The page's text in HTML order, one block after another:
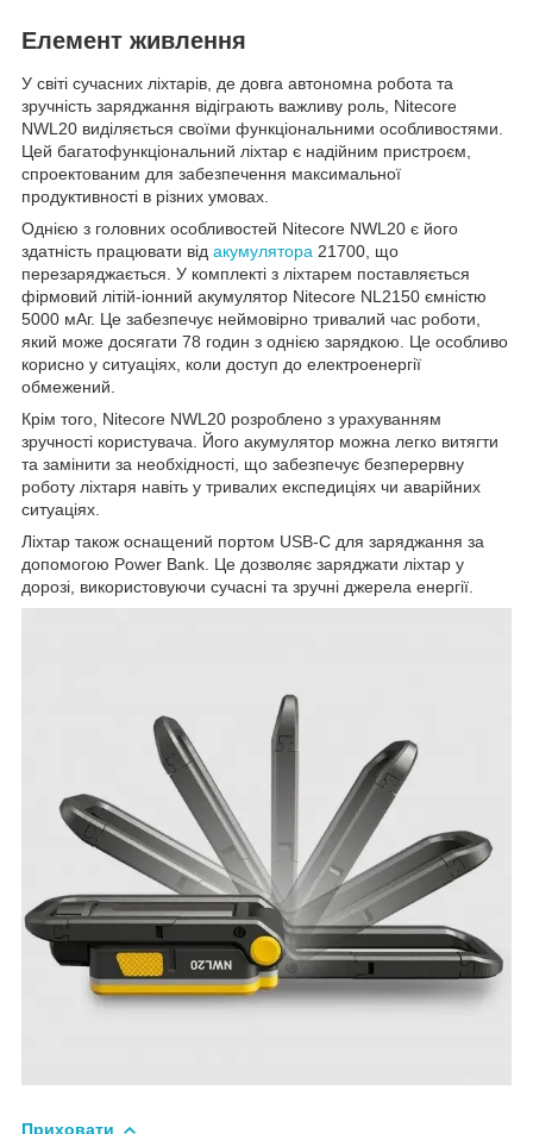
Елемент живлення
У світі сучасних ліхтарів, де довга автономна робота та
зручність заряджання відіграють важливу роль, Nitecore
NWL20 виділяється своїми функціональними особливостями.
Цей багатофункціональний ліхтар є надійним пристроєм,
спроектованим для забезпечення максимальної
продуктивності в різних умовах.
Однією з головних особливостей Nitecore NWL20 є його
здатність працювати від акумулятора 21700, що
перезаряджається. У комплекті з ліхтарем поставляється
фірмовий літій-іонний акумулятор Nitecore NL2150 ємністю
5000 мАг. Це забезпечує неймовірно тривалий час роботи,
який може досягати 78 годин з однією зарядкою. Це особливо
корисно у ситуаціях, коли доступ до електроенергії
обмежений.
Крім того, Nitecore NWL20 розроблено з урахуванням
зручності користувача. Його акумулятор можна легко витягти
та замінити за необхідності, що забезпечує безперервну
роботу ліхтаря навіть у тривалих експедиціях чи аварійних
ситуаціях.
Ліхтар також оснащений портом USB-C для заряджання за
допомогою Power Bank. Це дозволяє заряджати ліхтар у
дорозі, використовуючи сучасні та зручні джерела енергії.
Приховати